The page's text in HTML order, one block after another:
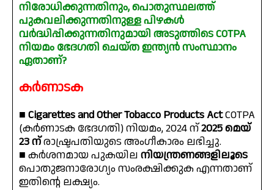
നിരോധിക്കുന്നതിനും, പൊതുസ്ഥലത്ത്
പുകവലിക്കുന്നതിനുള്ള പിഴകൾ
വർദ്ധിപ്പിക്കുന്നതിനുമായി അടുത്തിടെ COTPA
നിയമം ഭേദഗതി ചെയ്ത ഇന്ത്യൻ സംസ്ഥാനം
ഏതാണ്?
കർണാടക
■ Cigarettes and Other Tobacco Products ActCOTPA
(കർണാടക ഭേദഗതി) നിയമം, 2024 ന്2025 മെയ്
23 ന്രാഷ്ട്രപതിയുടെ അംഗീകാരം ലഭിച്ചു.
■ കർശനമായ പുകയില നിയന്ത്രണങ്ങളിലൂടെ
പൊതുജനാരോഗ്യം സംരക്ഷിക്കുക എന്നതാണ്
ഇതിന്റെ ലക്ഷ്യം.